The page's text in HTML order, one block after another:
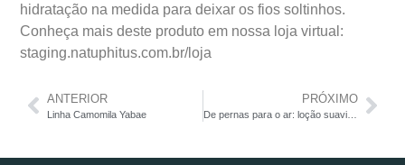
hidratação na medida para deixar os fios soltinhos.
Conheça mais deste produto em nossa loja virtual:
staging.natuphitus.com.br/loja
ANTERIOR
Linha Camomila Yabae
PRÓXIMO
De pernas para o ar: loção suavizante para encerrar o dia